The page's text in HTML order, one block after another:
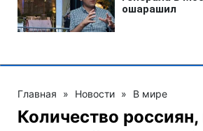
Главная » Новости » В мире
Количество